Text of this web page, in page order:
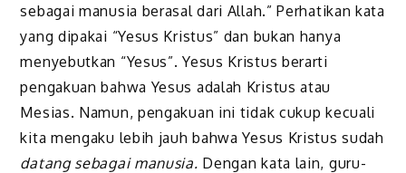
sebagai manusia berasal dari Allah.” Perhatikan kata
yang dipakai “Yesus Kristus” dan bukan hanya
menyebutkan “Yesus”. Yesus Kristus berarti
pengakuan bahwa Yesus adalah Kristus atau
Mesias. Namun, pengakuan ini tidak cukup kecuali
kita mengaku lebih jauh bahwa Yesus Kristus sudah
datang sebagai manusia. Dengan kata lain, guru-